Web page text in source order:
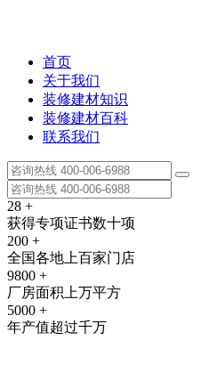
首页
关于我们
装修建材知识
装修建材百科
联系我们
28 +
获得专项证书数十项
200 +
全国各地上百家门店
9800 +
厂房面积上万平方
5000 +
年产值超过千万